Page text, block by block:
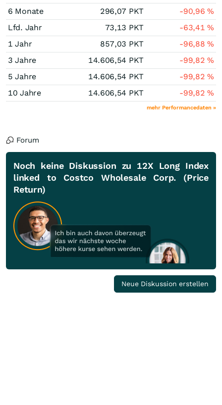
6 Monate
296,07 PKT -90,96%
Lfd. Jahr
73,13 PKT -63,41%
1 Jahr
857,03 PKT -96,88%
3 Jahre
14.606,54 PKT -99,82%
5 Jahre
14.606,54 PKT -99,82%
10 Jahre
14.606,54 PKT -99,82%
mehr Performancedaten »
Forum
Noch keine Diskussion zu 12X Long Index
linked to Costco Wholesale Corp. (Price
Return)
Neue Diskussion erstellen